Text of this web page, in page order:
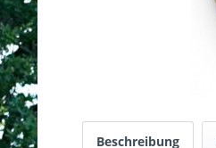
Beschreibung